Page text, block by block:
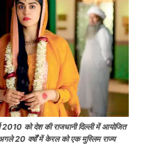
2010 को देश की राजधानी दिल्ली में आयोजित
20 वर्षों में केरल को एक मुस्लिम राज्य